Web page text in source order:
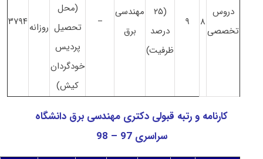
دروس
تخصصی
۸ ۹
(۲۵
درصد
ظرفیت)
مهندسی
برق
–
(محل
تحصیل
پردیس
خودگردان
کیش)
روزانه۳۷۹۴
کارنامه و رتبه قبولی دکتری مهندسی برق دانشگاه
سراسری 97 – 98